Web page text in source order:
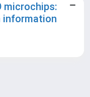
microchips:
information